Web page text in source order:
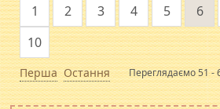
Перша
1 2 3 4 5 6
10
Остання Переглядаємо 51 -